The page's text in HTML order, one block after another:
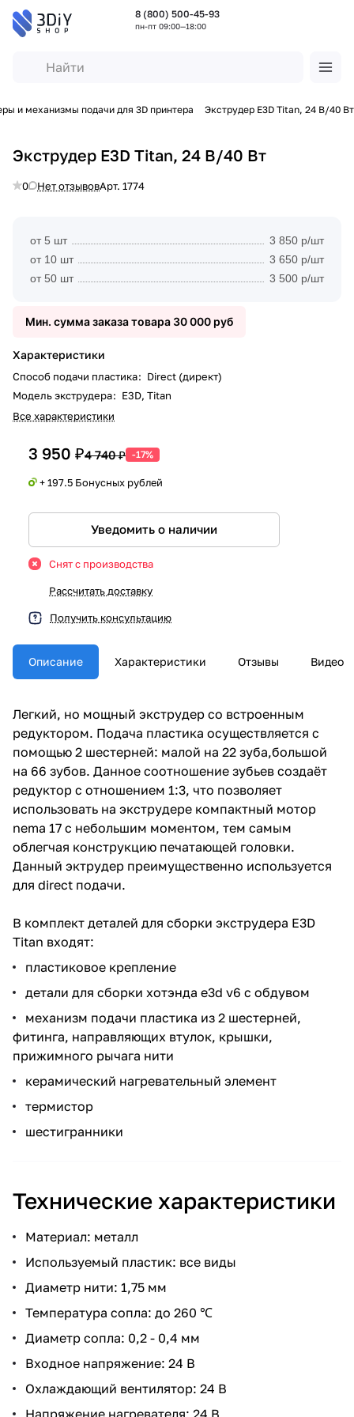
8 (800) 500-45-93
пн-пт 09:00—18:00
и механизмы подачи для 3D принтера Экструдер E3D Titan, 24 В/40 Вт
Экструдер E3D Titan, 24 В/40 Вт
0 Нет отзывовАрт. 1774
от 5 шт
3 850 р/шт
от 10 шт
3 650 р/шт
от 50 шт
3 500 р/шт
Мин. сумма заказа товара 30 000 руб
Характеристики
Способ подачи пластика: Direct (директ)
Модель экструдера: E3D, Titan
Все характеристики
3 950 ₽4 740 ₽ -17%
+ 197.5 Бонусных рублей
Уведомить о наличии
Снят с производства
Рассчитать доставку
Получить консультацию
Описание Характеристики Отзывы Видео
Легкий, но мощный экструдер со встроенным
редуктором. Подача пластика осуществляется с
помощью 2 шестерней: малой на 22 зуба,большой
на 66 зубов. Данное соотношение зубьев создаёт
редуктор с отношением 1:3, что позволяет
использовать на экструдере компактный мотор
nema 17 с небольшим моментом, тем самым
облегчая конструкцию печатающей головки.
Данный эктрудер преимущественно используется
для direct подачи.
В комплект деталей для сборки экструдера E3D
Titan входят:
пластиковое крепление
детали для сборки хотэнда e3d v6 с обдувом
механизм подачи пластика из 2 шестерней,
фитинга, направляющих втулок, крышки,
прижимного рычага нити
керамический нагревательный элемент
термистор
шестигранники
Технические характеристики
Материал: металл
Используемый пластик: все виды
Диаметр нити: 1,75 мм
Температура сопла: до 260 ℃
Диаметр сопла: 0,2 - 0,4 мм
Входное напряжение: 24 В
Охлаждающий вентилятор: 24 В
Напряжение нагревателя: 24 В